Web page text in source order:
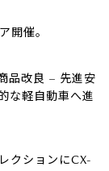
開催。
品改良 – 先進安
な軽自動車へ進
クションにCX-